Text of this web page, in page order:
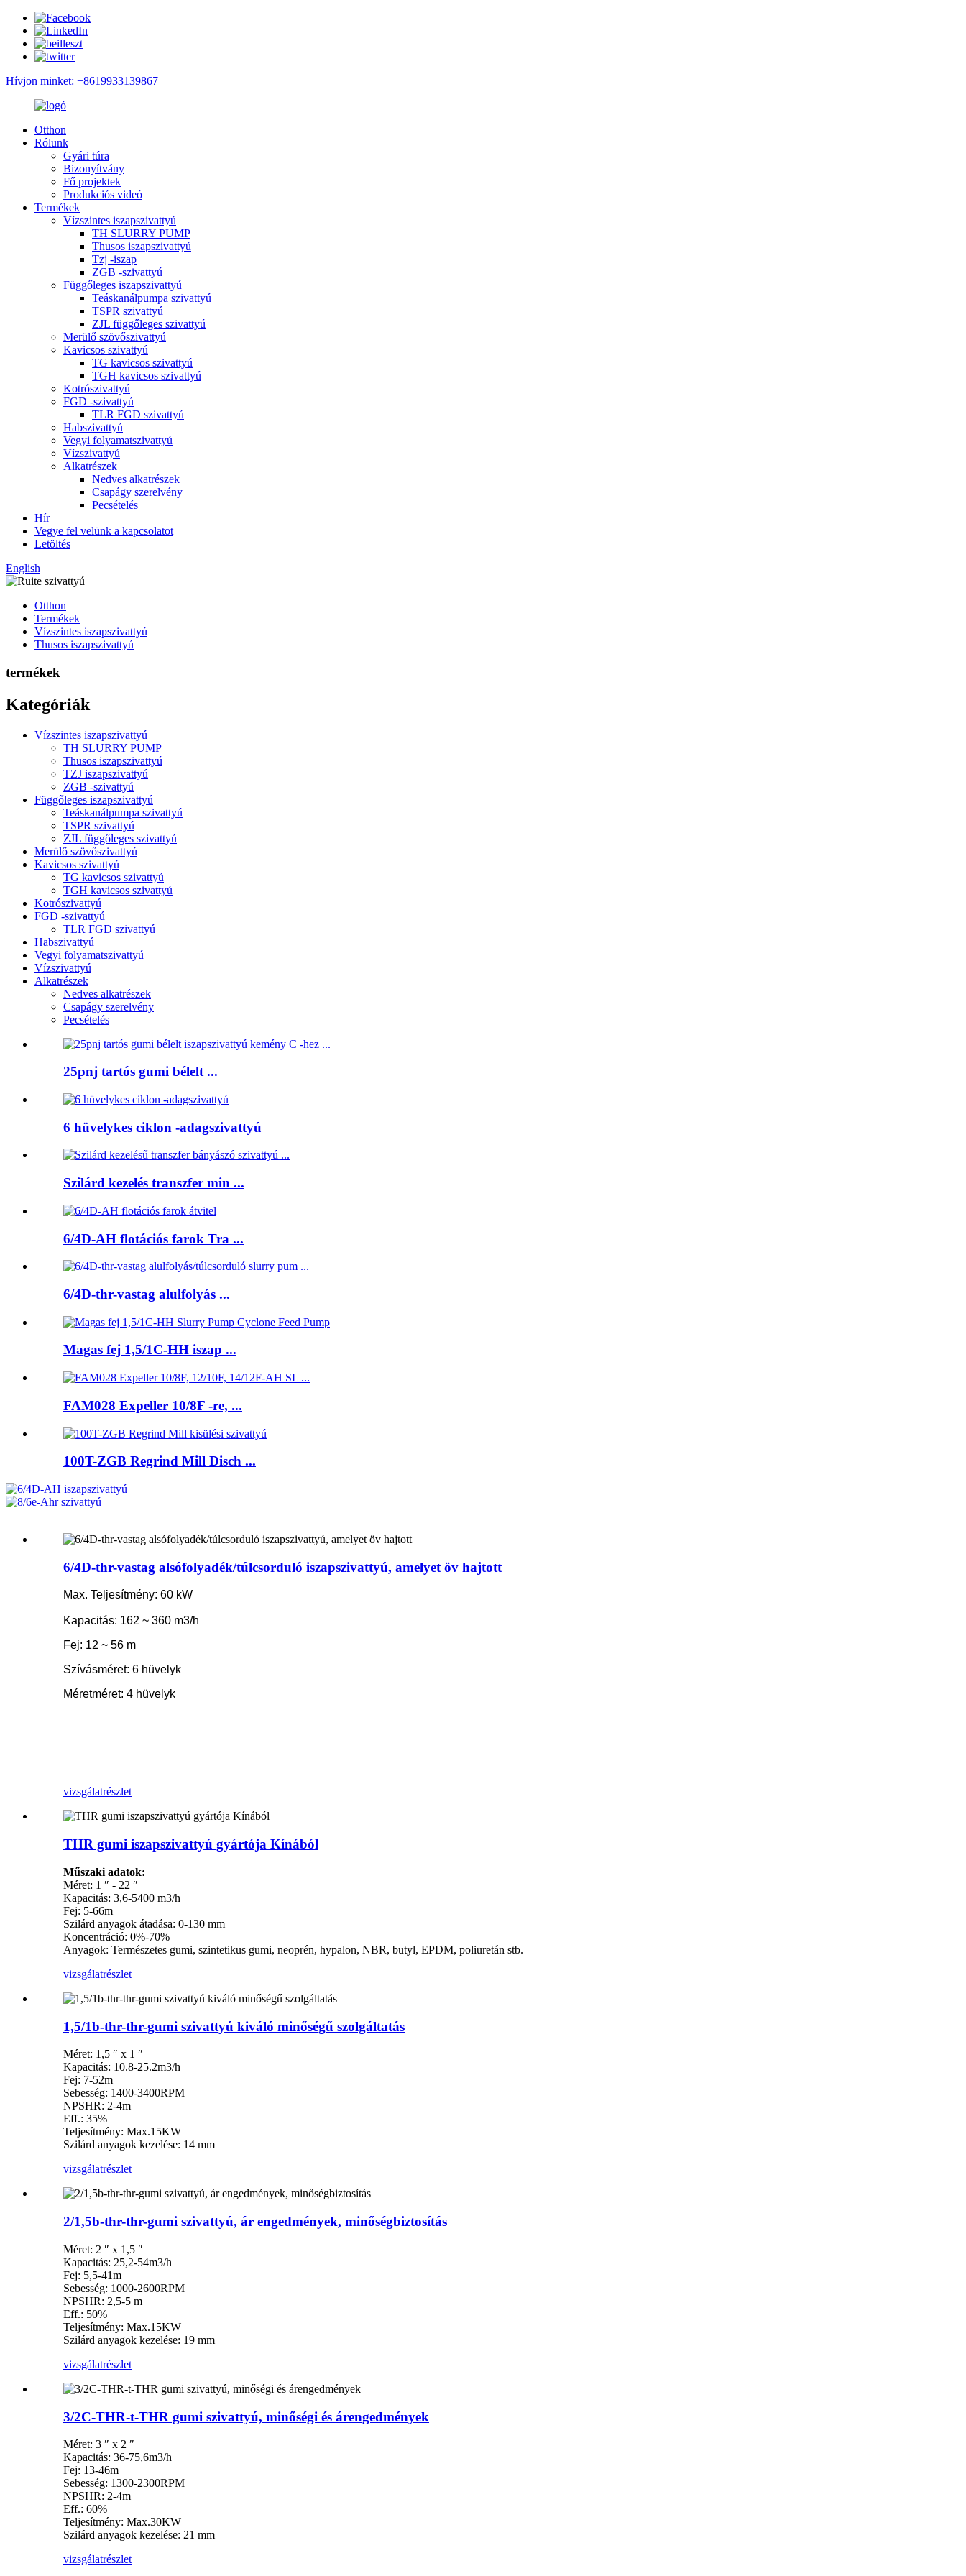
Hívjon minket: +8619933139867
Otthon
Rólunk
Gyári túra
Bizonyítvány
Fő projektek
Produkciós videó
Termékek
Vízszintes iszapszivattyú
TH SLURRY PUMP
Thusos iszapszivattyú
Tzj -iszap
ZGB -szivattyú
Függőleges iszapszivattyú
Teáskanálpumpa szivattyú
TSPR szivattyú
ZJL függőleges szivattyú
Merülő szövőszivattyú
Kavicsos szivattyú
TG kavicsos szivattyú
TGH kavicsos szivattyú
Kotrószivattyú
FGD -szivattyú
TLR FGD szivattyú
Habszivattyú
Vegyi folyamatszivattyú
Vízszivattyú
Alkatrészek
Nedves alkatrészek
Csapágy szerelvény
Pecsételés
Hír
Vegye fel velünk a kapcsolatot
Letöltés
English
Otthon
Termékek
Vízszintes iszapszivattyú
Thusos iszapszivattyú
termékek
Kategóriák
Vízszintes iszapszivattyú
TH SLURRY PUMP
Thusos iszapszivattyú
TZJ iszapszivattyú
ZGB -szivattyú
Függőleges iszapszivattyú
Teáskanálpumpa szivattyú
TSPR szivattyú
ZJL függőleges szivattyú
Merülő szövőszivattyú
Kavicsos szivattyú
TG kavicsos szivattyú
TGH kavicsos szivattyú
Kotrószivattyú
FGD -szivattyú
TLR FGD szivattyú
Habszivattyú
Vegyi folyamatszivattyú
Vízszivattyú
Alkatrészek
Nedves alkatrészek
Csapágy szerelvény
Pecsételés
25pnj tartós gumi bélelt ...
6 hüvelykes ciklon -adagszivattyú
Szilárd kezelés transzfer min ...
6/4D-AH flotációs farok Tra ...
6/4D-thr-vastag alulfolyás ...
Magas fej 1,5/1C-HH iszap ...
FAM028 Expeller 10/8F -re, ...
100T-ZGB Regrind Mill Disch ...
6/4D-thr-vastag alsófolyadék/túlcsorduló iszapszivattyú, amelyet öv hajtott
Max. Teljesítmény: 60 kW
Kapacitás: 162 ~ 360 m3/h
Fej: 12 ~ 56 m
Szívásméret: 6 hüvelyk
Méretméret: 4 hüvelyk
vizsgálatrészlet
THR gumi iszapszivattyú gyártója Kínából
Műszaki adatok:
Méret: 1 ″ - 22 ″
Kapacitás: 3,6-5400 m3/h
Fej: 5-66m
Szilárd anyagok átadása: 0-130 mm
Koncentráció: 0%-70%
Anyagok: Természetes gumi, szintetikus gumi, neoprén, hypalon, NBR, butyl, EPDM, poliuretán stb.
vizsgálatrészlet
1,5/1b-thr-thr-gumi szivattyú kiváló minőségű szolgáltatás
Méret: 1,5 ″ x 1 ″
Kapacitás: 10.8-25.2m3/h
Fej: 7-52m
Sebesség: 1400-3400RPM
NPSHR: 2-4m
Eff.: 35%
Teljesítmény: Max.15KW
Szilárd anyagok kezelése: 14 mm
vizsgálatrészlet
2/1,5b-thr-thr-gumi szivattyú, ár engedmények, minőségbiztosítás
Méret: 2 ″ x 1,5 ″
Kapacitás: 25,2-54m3/h
Fej: 5,5-41m
Sebesség: 1000-2600RPM
NPSHR: 2,5-5 m
Eff.: 50%
Teljesítmény: Max.15KW
Szilárd anyagok kezelése: 19 mm
vizsgálatrészlet
3/2C-THR-t-THR gumi szivattyú, minőségi és árengedmények
Méret: 3 ″ x 2 ″
Kapacitás: 36-75,6m3/h
Fej: 13-46m
Sebesség: 1300-2300RPM
NPSHR: 2-4m
Eff.: 60%
Teljesítmény: Max.30KW
Szilárd anyagok kezelése: 21 mm
vizsgálatrészlet